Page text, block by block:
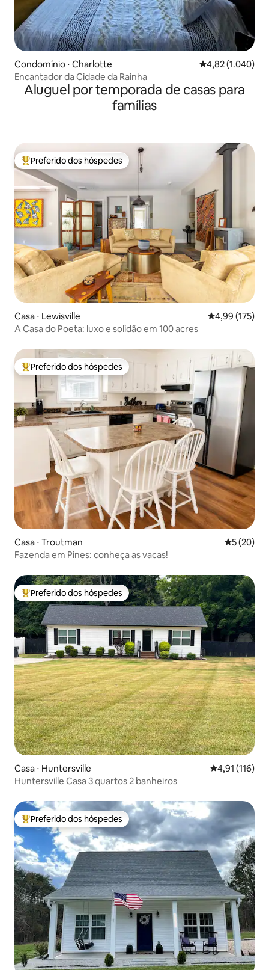
Condomínio ⋅ Charlotte 4,82 de uma
4,82 (1.040)
Encantador da Cidade da Rainha
Aluguel por temporada de casas para
famílias
Entre os melhores preferidos dos hóspedes
Preferido dos hóspedes
Casa ⋅ Lewisville 4,99 de uma
4,99 (175)
A Casa do Poeta: luxo e solidão em 100 acres
Entre os melhores preferidos dos hóspedes
Preferido dos hóspedes
Casa ⋅ Troutman 5 de uma
5 (20)
Fazenda em Pines: conheça as vacas!
Entre os melhores preferidos dos hóspedes
Preferido dos hóspedes
Casa ⋅ Huntersville 4,91 de uma
4,91 (116)
Huntersville Casa 3 quartos 2 banheiros
Entre os melhores preferidos dos hóspedes
Preferido dos hóspedes